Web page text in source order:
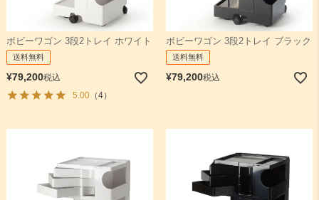
ボビーワゴン 3段2トレイ ホワイト
送料無料
¥79,200税込
5.00（4）
ボビーワゴン 3段2トレイ ブラック
送料無料
¥79,200税込